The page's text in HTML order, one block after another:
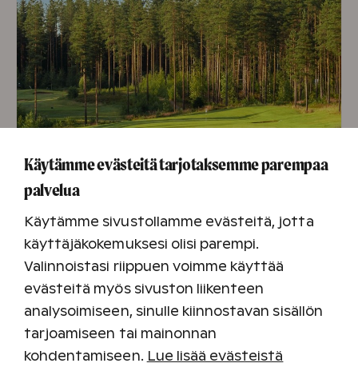
Su 10-18
Pidätämme oikeudet muutoksiin.
Koko perheen futisgolf
Futisgolf on kivaa tekemistä kaikenikäisille ja
siihen et tarvitse green cardia.
Futisgolfin kuuden väylän radan löydät Saimaan
Käytämme evästeitä tarjotaksemme parempaa
palvelua
Käytämme sivustollamme evästeitä, jotta
käyttäjäkokemuksesi olisi parempi.
Valinnoistasi riippuen voimme käyttää
evästeitä myös sivuston liikenteen
analysoimiseen, sinulle kiinnostavan sisällön
tarjoamiseen tai mainonnan
kohdentamiseen. Lue lisää evästeistä